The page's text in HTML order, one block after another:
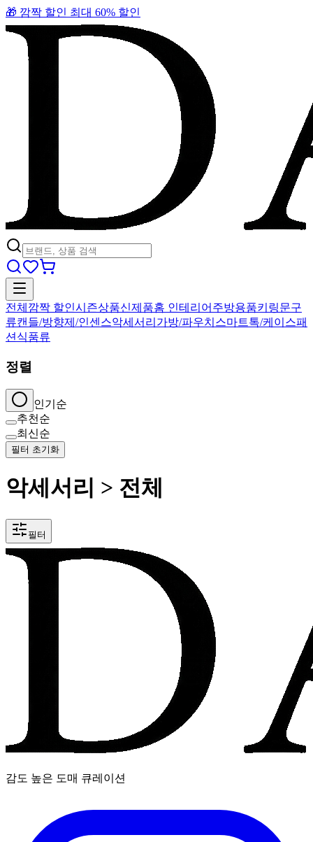
🎁 깜짝 할인 최대 60% 할인
전체 깜짝 할인시즌상품신제품홈 인테리어 주방용품키링문구
류캔들/방향제/인센스악세서리 가방/파우치 스마트톡/케이스패
션 식품류
정렬
인기순
추천순
최신순
필터 초기화
악세서리 > 전체
필터
감도 높은 도매 큐레이션